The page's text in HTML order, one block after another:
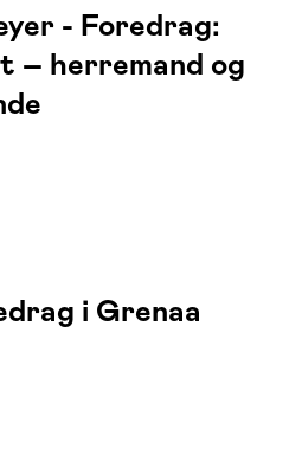
- Foredrag:
– herremand og
i Grenaa